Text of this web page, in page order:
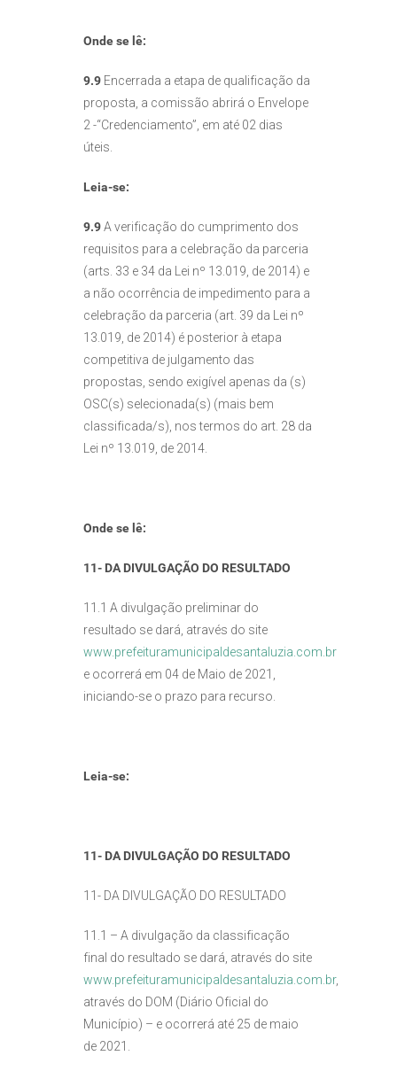
Onde se lê:
9.9 Encerrada a etapa de qualificação da
proposta, a comissão abrirá o Envelope
2 -“Credenciamento”, em até 02 dias
úteis.
Leia-se:
9.9A verificação do cumprimento dos
requisitos para a celebração da parceria
(arts. 33 e 34 da Lei nº 13.019, de 2014) e
a não ocorrência de impedimento para a
celebração da parceria (art. 39 da Lei nº
13.019, de 2014) é posterior à etapa
competitiva de julgamento das
propostas, sendo exigível apenas da (s)
OSC(s) selecionada(s) (mais bem
classificada/s), nos termos do art. 28 da
Lei nº 13.019, de 2014.
Onde se lê:
11- DA DIVULGAÇÃO DO RESULTADO
11.1 A divulgação preliminar do
resultado se dará, através do site
www.prefeituramunicipaldesantaluzia.com.br
e ocorrerá em 04 de Maio de 2021,
iniciando-se o prazo para recurso.
Leia-se:
11- DA DIVULGAÇÃO DO RESULTADO
11- DA DIVULGAÇÃO DO RESULTADO
11.1 – A divulgação da classificação
final do resultado se dará, através do site
www.prefeituramunicipaldesantaluzia.com.br,
através do DOM (Diário Oficial do
Município) – e ocorrerá até 25 de maio
de 2021.